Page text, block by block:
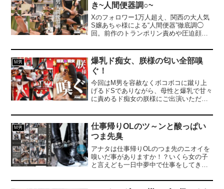
き~人間便器調○~
Xのフォロワー1万人超え、関西の大人気
S嬢あちゃ様による“人間便器”徹底調◯
回。前作のトランポリン責めや圧迫顔騎
越えた内容に…！ピンヒールのニーハイ
ブーツでの踏みつけや乳首責めは当然の
ごとく、仰向けにされたM男の顔にじっ
くりと足の匂いを嗅がせてからの顔面騎
乗。舐め犬ポジションでのクンニ奉仕の
あとは、ついに“便座”が設置され…M男は
完全に人間便器と化し、あちゃ様の聖
る。最後はブーツのヒールで臭く苦い黄
金を押し込まれ、快楽と屈辱に溺れる変
態の完成形。美脚と女王然としたS性を持
つあちゃ様の調◯は、見ているこちらま
で支配されそうになる中毒性。本物のM
男だけが辿り着ける、究極の変態プレイ
をぜひご堪能ください！
M男
爆乳ド痴女、朕様の匂い全部嗅
ぐ！
今回はM男を容赦なくボコボコに蹴り上
げるドSでありながら、母性と爆乳で甘々
に責めるド痴女の朕様にご出演いただき
ら、とんでもない爆乳を持ち合わせてお
り、両乳で呼吸管理されたM男は赤ちゃ
んへ退化しバブみが増す...！カメラが回
ってない時の雑談で「普段から痴女なん
ですか？」と聞いたところ「若い童貞に
間違ったセックスを教えて駄目にした
い！」と語っていて、若い童貞になって
駄目にされたいなと思いました。という
かみんな駄目なセックス教え込まれたい
でしょ！？さて今回はかなり使い込んだ
M男
仕事帰りOLのツ～ンと酸っぱい
つま先臭
アナタは仕事帰りOLのつま先のニオイを
嗅いだ事がありますか！？いくら女の子
と言えども一日中夢中で仕事をしてきた
ものすごくツゥーーンと蒸れてしまうも